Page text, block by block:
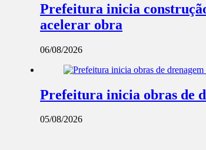
Prefeitura inicia
acelerar obra
06/08/2026
Prefeitura inicia obras de
05/08/2026